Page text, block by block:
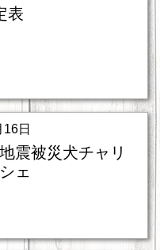
表
日
震被災犬チャリ
ェ